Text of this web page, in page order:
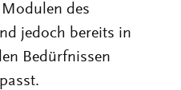
des
jedoch bereits in
Bedürfnissen